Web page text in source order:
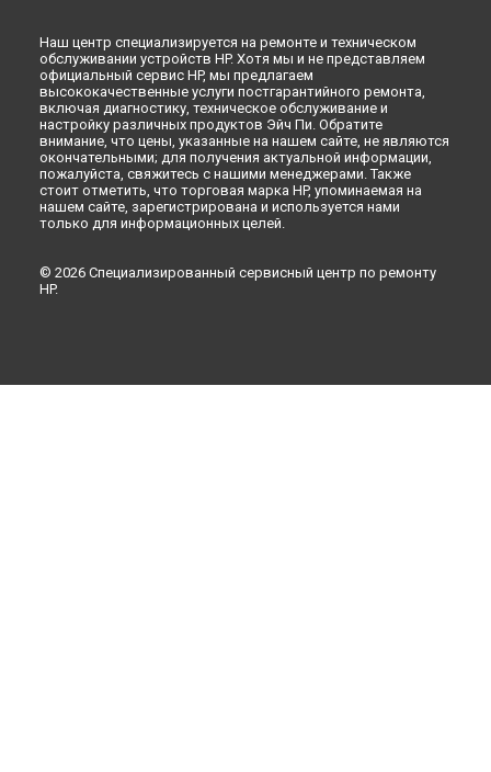
Наш центр специализируется на ремонте и техническом
обслуживании устройств HP. Хотя мы и не представляем
официальный сервис HP, мы предлагаем
высококачественные услуги постгарантийного ремонта,
включая диагностику, техническое обслуживание и
настройку различных продуктов Эйч Пи. Обратите
внимание, что цены, указанные на нашем сайте, не являются
окончательными; для получения актуальной информации,
пожалуйста, свяжитесь с нашими менеджерами. Также
стоит отметить, что торговая марка HP, упоминаемая на
нашем сайте, зарегистрирована и используется нами
только для информационных целей.
© 2026 Специализированный сервисный центр по ремонту
HP.